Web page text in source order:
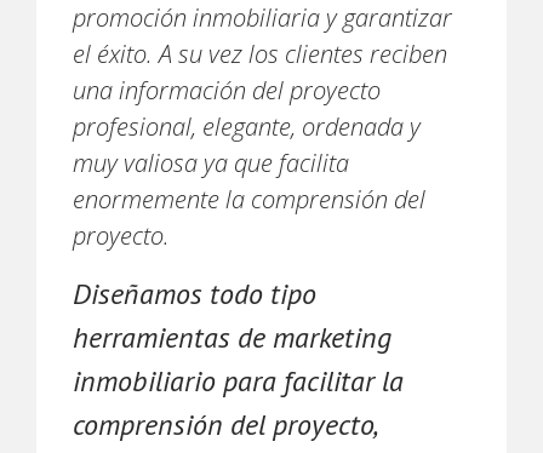
promoción inmobiliaria y garantizar
el éxito. A su vez los clientes reciben
una información del proyecto
profesional, elegante, ordenada y
muy valiosa ya que facilita
enormemente la comprensión del
proyecto.
Diseñamos todo tipo
herramientas de marketing
inmobiliario para facilitar la
comprensión del proyecto,